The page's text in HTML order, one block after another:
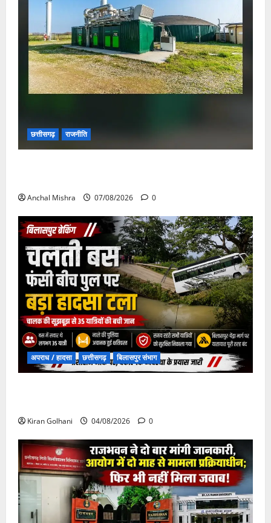
छत्तीसगढ़ राजनीति
Anchal Mishra 07/08/2026 0
अपराध / हादसा छत्तीसगढ़ बिलासपुर संभाग
Kiran Golhani 04/08/2026 0